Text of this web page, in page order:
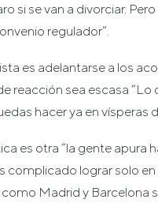
si se van a divorciar.
regulador”.
es adelantarse a los
reacción sea escasa “Lo
hacer ya en vísperas
es otra “la gente
complicado lograr solo
Madrid y Barcelona